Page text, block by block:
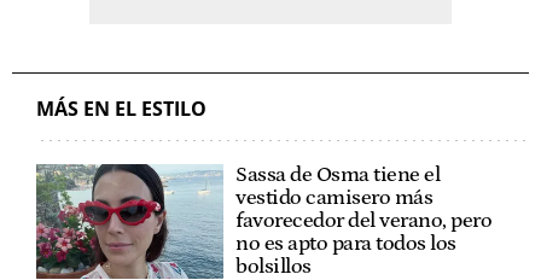
MÁS EN EL ESTILO
Sassa de Osma tiene el
vestido camisero más
favorecedor del verano, pero
no es apto para todos los
bolsillos